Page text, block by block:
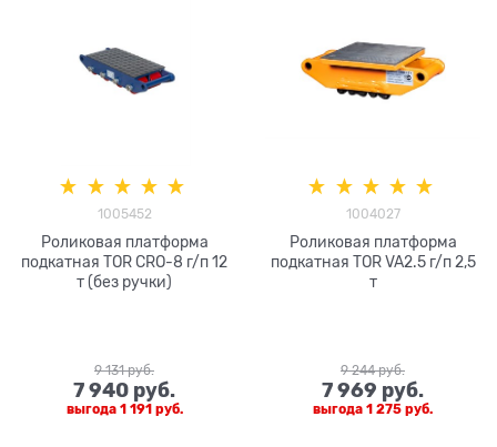
1005452
Роликовая платформа
подкатная TOR CRO-8 г/п 12
т (без ручки)
9 131 руб.
7 940 руб.
выгода 1 191 руб.
1004027
Роликовая платформа
подкатная TOR VA2.5 г/п 2,5
т
9 244 руб.
7 969 руб.
выгода 1 275 руб.